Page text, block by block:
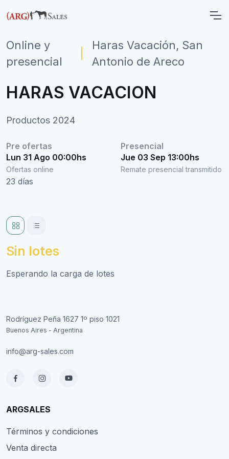
Online y
presencial
Haras Vacación, San
Antonio de Areco
HARAS VACACION
Productos 2024
Pre ofertas
Lun 31 Ago 00:00hs
Ofertas online
23 días
Presencial
Jue 03 Sep 13:00hs
Remate presencial transmitido
Sin lotes
Esperando la carga de lotes
Rodríguez Peña 1627 1º piso 1021
Buenos Aires - Argentina
info@arg-sales.com
ARGSALES
Términos y condiciones
Venta directa